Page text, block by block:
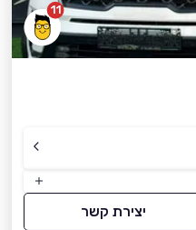
11
יצירת קשר